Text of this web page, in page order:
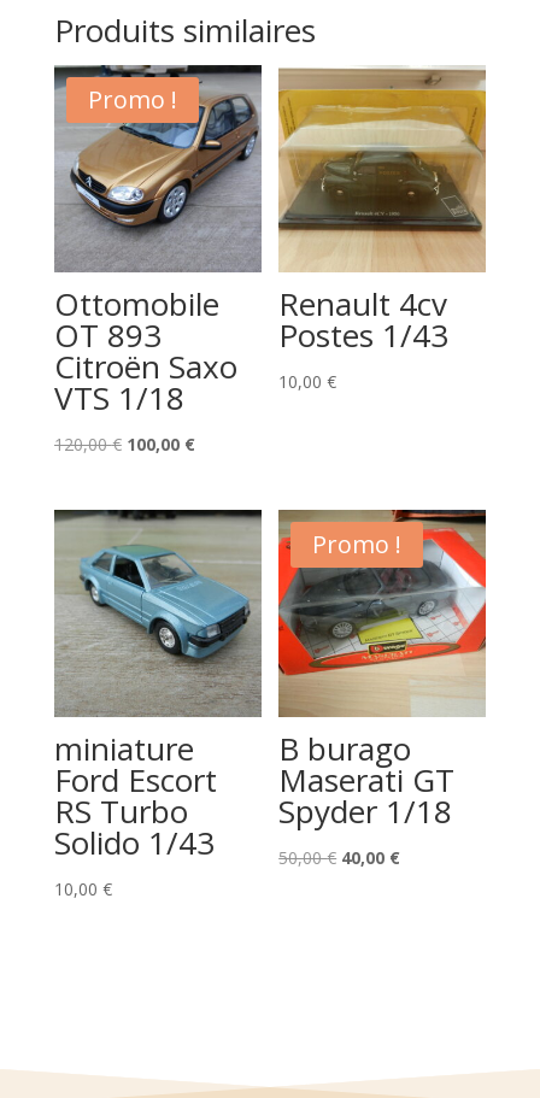
Produits similaires
Promo !
Ottomobile
OT 893
Citroën Saxo
VTS 1/18
120,00€ Le
initial
était :
120,00 €.
100,00 €Le
actuel
100,00 €.
Renault 4cv
Postes 1/43
10,00€
miniature
Ford Escort
RS Turbo
Solido 1/43
10,00 €
Promo !
B burago
Maserati GT
Spyder 1/18
50,00€ Le
40,00 €Le